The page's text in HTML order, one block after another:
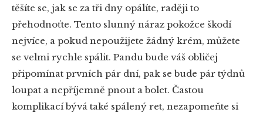
těšíte se, jak se za tři dny opálíte, raději to
přehodnoťte. Tento slunný náraz pokožce škodí
nejvíce, a pokud nepoužijete žádný krém, můžete
se velmi rychle spálit. Pandu bude váš obličej
připomínat prvních pár dní, pak se bude pár týdnů
loupat a nepříjemně pnout a bolet. Častou
komplikací bývá také spálený ret, nezapomeňte si